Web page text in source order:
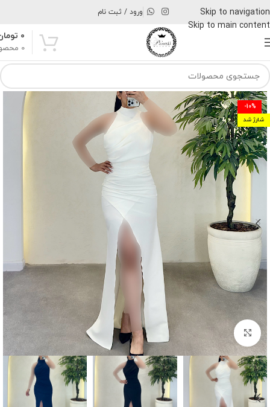
Skip to navigation
Skip to main content
ورود / ثبت نام
0
۰
-10%
شارژ شد
بزرگنمایی تصویر